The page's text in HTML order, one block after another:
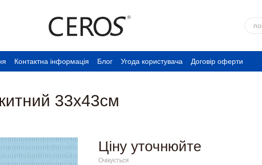
Контактна інформація Блог Угода користувача Договір оферти
33х43см
Ціну уточнюйте
Очікується